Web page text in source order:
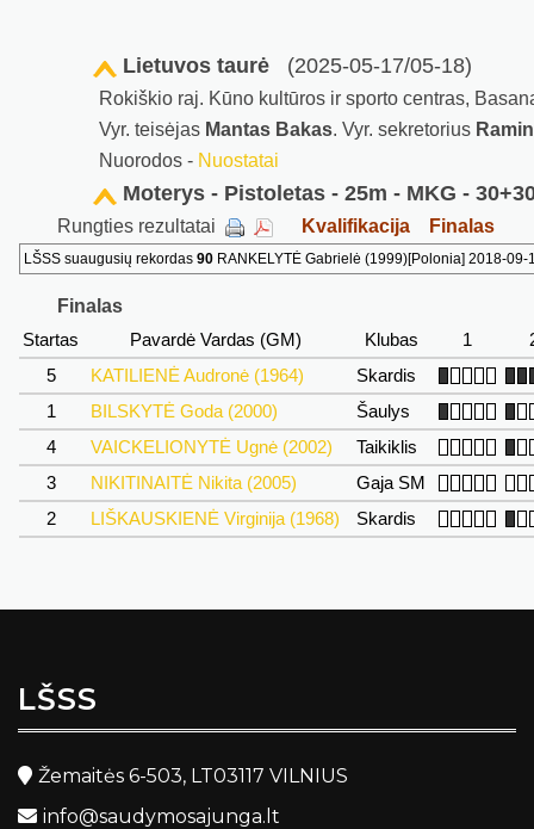
Lietuvos taurė (2025-05-17/05-18)
Rokiškio raj. Kūno kultūros ir sporto centras,
Vyr. teisėjas Mantas Bakas. Vyr. sekretorius
Nuorodos - Nuostatai
Moterys - Pistoletas - 25m - MKG -
Rungties rezultatai Kvalifikacija Finalas
LŠSS suaugusių rekordas 90 RANKELYTĖ Gabrielė (1999)[Polonia] 2018-
Finalas
Startas
Pavardė Vardas (GM) Klubas 1
5
KATILIENĖ Audronė (1964)
Skardis
1
BILSKYTĖ Goda (2000)
Šaulys
4
VAICKELIONYTĖ Ugnė (2002)
Taikiklis
3
NIKITINAITĖ Nikita (2005)
Gaja SM
2
LIŠKAUSKIENĖ Virginija (1968) Skardis
LŠSS
Žemaitės 6-503, LT03117 VILNIUS
info@saudymosajunga.lt